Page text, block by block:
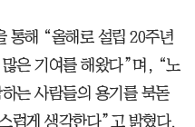
통해 “올해로 설립 20주년
은 기여를 해왔다”며, “노
는 사람들의 용기를 북돋
럽게 생각한다”고 밝혔다.